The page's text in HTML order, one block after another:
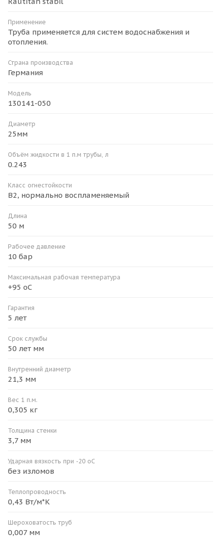
Применение
Труба применяется для систем водоснабжения и
отопления.
Страна производства
Германия
Модель
130141-050
Диаметр
25мм
Объём жидкости в 1 п.м трубы, л
0.243
Класс огнестойкости
В2, нормально воспламеняемый
Длина
50 м
Рабочее давление
10 бар
Максимальная рабочая температура
+95 оС
Гарантия
5 лет
Срок службы
50 лет мм
Внутренний диаметр
21,3 мм
Вес 1 п.м.
0,305 кг
Толщина стенки
3,7 мм
Ударная вязкость при -20 оС
без изломов
Теплопроводность
0,43 Вт/м*К
Шероховатость труб
0,007 мм